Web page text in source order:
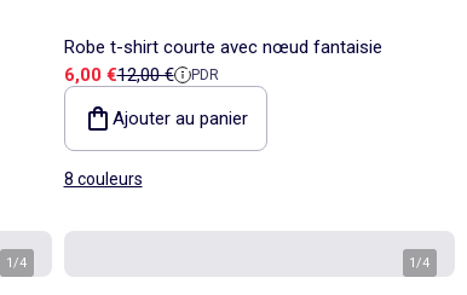
Robe t-shirt courte avec nœud fantaisie
Prix de vente
6,00 €Prix de référence
12,00 € PDR
Ajouter au panier
8 couleurs
1/4 1/4